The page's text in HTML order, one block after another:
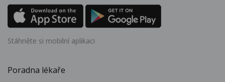
Stáhněte si mobilní aplikaci
Poradna lékaře